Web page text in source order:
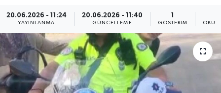
20.06.2026 - 11:24
YAYINLANMA
20.06.2026 - 11:40
GÜNCELLEME
1
GÖSTERIM